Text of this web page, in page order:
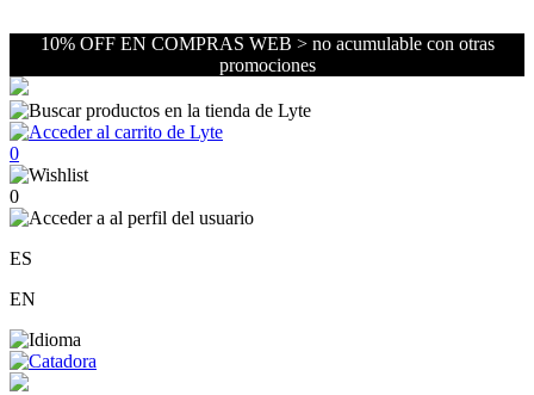
10% OFF EN COMPRAS WEB > no acumulable con otras
promociones
0
0
ES
EN